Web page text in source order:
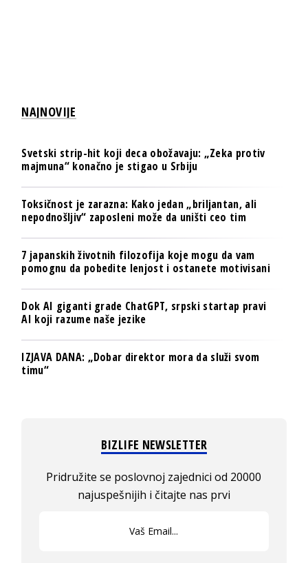
NAJNOVIJE
Svetski strip-hit koji deca obožavaju: „Zeka protiv
majmuna“ konačno je stigao u Srbiju
Toksičnost je zarazna: Kako jedan „briljantan, ali
nepodnošljiv“ zaposleni može da uništi ceo tim
7 japanskih životnih filozofija koje mogu da vam
pomognu da pobedite lenjost i ostanete motivisani
Dok AI giganti grade ChatGPT, srpski startap pravi
AI koji razume naše jezike
IZJAVA DANA: „Dobar direktor mora da služi svom
timu“
BIZLIFE NEWSLETTER
Pridružite se poslovnoj zajednici od 20000
najuspešnijih i čitajte nas prvi